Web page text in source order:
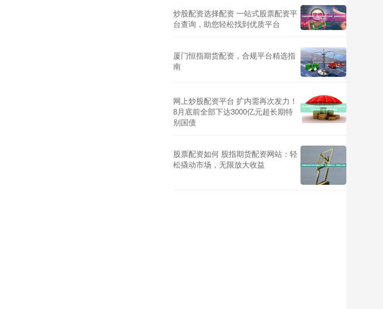
炒股配资选择配资 一站式股票配资平
台查询，助您轻松找到优质平台
厦门恒指期货配资，合规平台精选指
南
网上炒股配资平台 扩内需再次发力！
8月底前全部下达3000亿元超长期特
别国债
股票配资如何 股指期货配资网站：轻
松撬动市场，无限放大收益